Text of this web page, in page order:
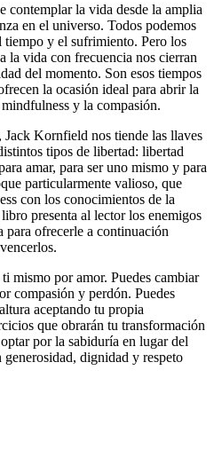
contemplar la vida desde la amplia
en el universo. Todos podemos
y el sufrimiento. Pero los
la vida con frecuencia nos cie­rran
del momento. Son esos tiempos
la ocasión ideal para abrir la
y la compasión.
Kornfield nos tiende las llaves
tipos de libertad: libertad
amar, para ser uno mismo y para
particularmente valioso, que
con los conoci­mientos de la
presenta al lector los enemigos
para ofrecerle a continuación
mismo por amor. Puedes cambiar
compasión y perdón. Puedes
acep­tando tu propia
que obrarán tu transformación
por la sabi­duría en lugar del
dignidad y respeto